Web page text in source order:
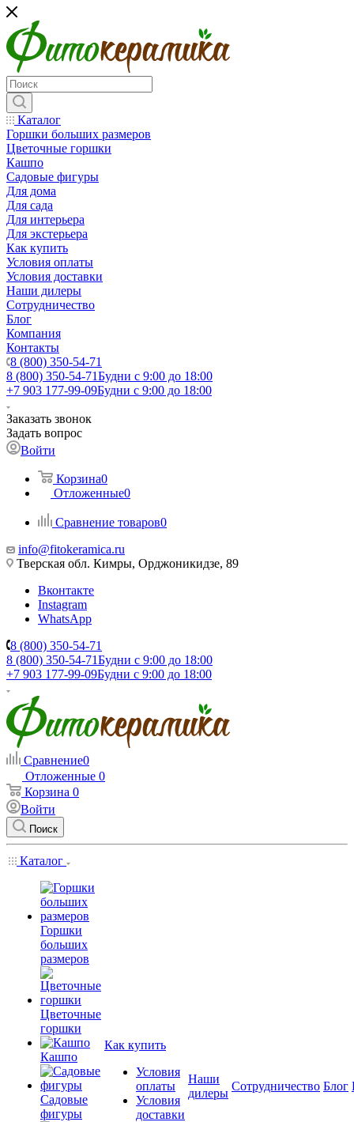
Каталог
Горшки больших размеров
Цветочные горшки
Кашпо
Садовые фигуры
Для дома
Для сада
Для интерьера
Для экстерьера
Как купить
Условия оплаты
Условия доставки
Наши дилеры
Сотрудничество
Блог
Компания
Контакты
8 (800) 350-54-71
8 (800) 350-54-71Будни с 9:00 до 18:00
+7 903 177-99-09Будни с 9:00 до 18:00
Заказать звонок
Задать вопрос
Войти
Корзина0
Отложенные0
Сравнение товаров0
info@fitokeramica.ru
Тверская обл. Кимры, Орджоникидзе, 89
Вконтакте
Instagram
WhatsApp
8 (800) 350-54-71
8 (800) 350-54-71Будни с 9:00 до 18:00
+7 903 177-99-09Будни с 9:00 до 18:00
Сравнение0
Отложенные 0
Корзина 0
Войти
Поиск
Каталог
Горшки
больших
размеров
Цветочные
горшки
Кашпо
Садовые
фигуры
Как купить
Условия
оплаты
Условия
доставки
Наши
дилеры
Сотрудничество Блог